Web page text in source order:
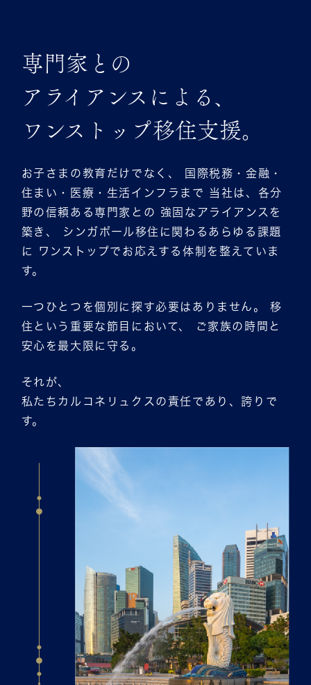
専門家との
アライアンスによる、
ワンストップ移住支援。
お子さまの教育だけでなく、 国際税務・金融・
住まい・医療・生活インフラまで 当社は、各分
野の信頼ある専門家との 強固なアライアンスを
築き、 シンガポール移住に関わるあらゆる課題
に ワンストップでお応えする体制を整えていま
す。
一つひとつを個別に探す必要はありません。 移
住という重要な節目において、 ご家族の時間と
安心を最大限に守る。
それが、
私たちカルコネリュクスの責任であり、誇りで
す。